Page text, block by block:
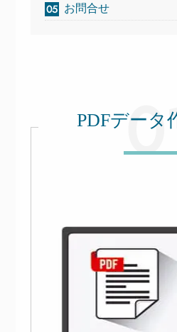
お問合せ
PDFデータ